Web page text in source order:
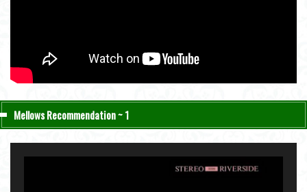
Mellows Recommendation ~ 1